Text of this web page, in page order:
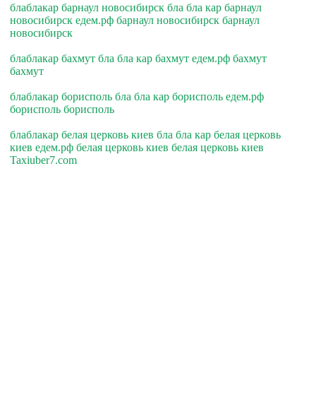
блаблакар барнаул новосибирск бла бла кар барнаул
новосибирск едем.рф барнаул новосибирск барнаул
новосибирск
блаблакар бахмут бла бла кар бахмут едем.рф бахмут
бахмут
блаблакар борисполь бла бла кар борисполь едем.рф
борисполь борисполь
блаблакар белая церковь киев бла бла кар белая церковь
киев едем.рф белая церковь киев белая церковь киев
Taxiuber7.com